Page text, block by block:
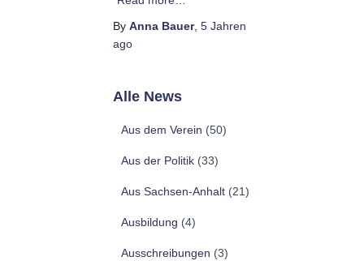
By Anna Bauer, 5 Jahren
ago
Alle News
Aus dem Verein (50)
Aus der Politik (33)
Aus Sachsen-Anhalt (21)
Ausbildung (4)
Ausschreibungen (3)